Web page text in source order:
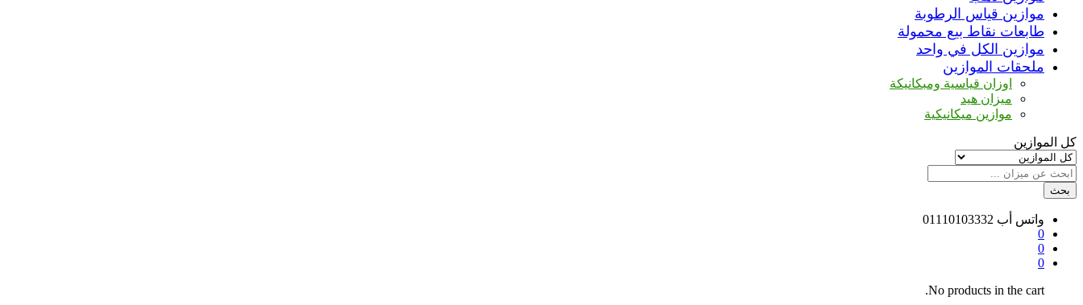
موازين قياس الرطوبة
طابعات نقاط بيع محمولة
موازين الكل في واحد
ملحقات الموازين
اوزان قياسية ومبكانيكة
ميزان هيد
موازين ميكانيكية
كل الموازين
بحث
واتس أب 01110103332
0
0
0
No products in the cart.